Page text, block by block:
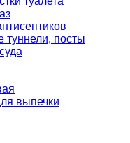
посты
выпечки